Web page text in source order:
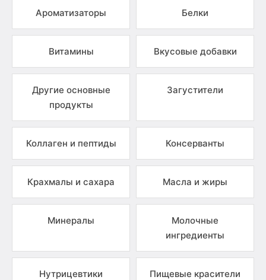
Ароматизаторы Белки
Витамины Вкусовые добавки
Другие основные
продукты
Загустители
Коллаген и пептиды Консерванты
Крахмалы и сахара Масла и жиры
Минералы
Молочные
ингредиенты
Нутрицевтики Пищевые красители